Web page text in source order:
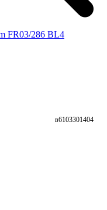
FR03/286 BL4
в6103301404